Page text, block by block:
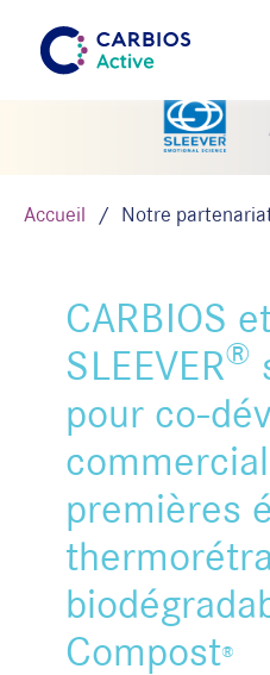
Accueil Notre
CARBIOS
SLEEVER®
pour co-
premières
Compost®